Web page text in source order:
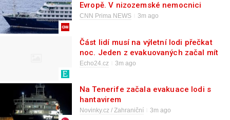
Evropě. V nizozemské nemocnici
zpackali odběr krve
CNN Prima NEWS 3m ago
Část lidí musí na výletní lodi přečkat
noc. Jeden z evakuovaných začal mít
příznaky při návratovém letu
Echo24.cz 3m ago
Na Tenerife začala evakuace lodi s
hantavirem
Novinky.cz / Zahraniční 3m ago